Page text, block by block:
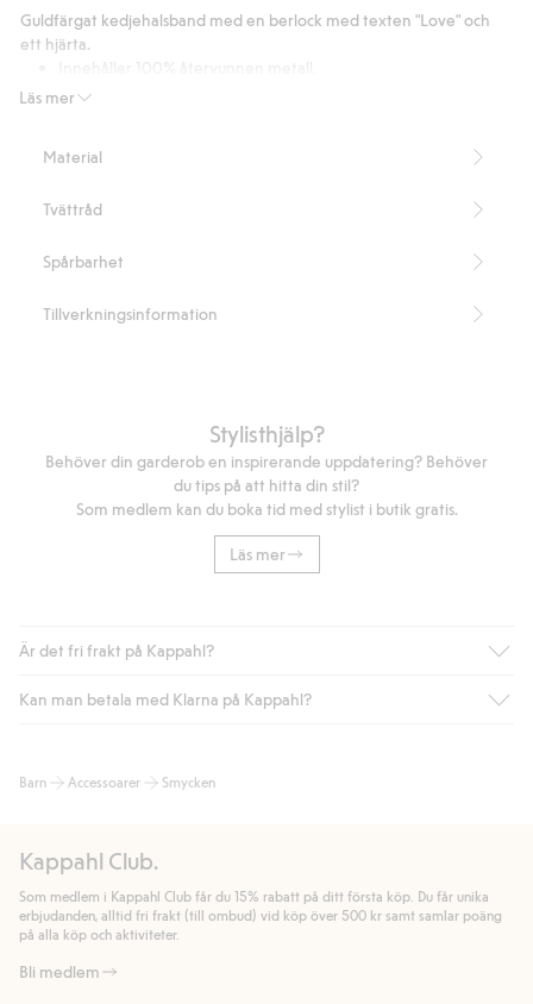
2
betyg
Läs mer
Guldfärgat kedjehalsband med en berlock med texten "Love" och
ett hjärta.
Artikelnummer
Material
Tvättråd
Spårbarhet
Tillverkningsinformation
Stylisthjälp?
Behöver din garderob en inspirerande uppdatering? Behöver
du tips på att hitta din stil?
Som medlem kan du boka tid med stylist i butik gratis.
Läs mer
Är det fri frakt på Kappahl?
Är du medlem i Kappahl Club har du alltid gratis frakt till butik
automatik efter du loggat in och identifierats som medlem.
handlar för.
Läs mer
Kan man betala med Klarna på Kappahl?
bland annat faktura och swish men även andra betalningssätt.
allmänna villkor.
Läs mer
Barn Accessoarer Smycken
Kappahl Club.
Som medlem i Kappahl Club får du 15% rabatt på ditt första köp. Du får unika
erbjudanden, alltid fri frakt (till ombud) vid köp över 500 kr samt samlar poäng
på alla köp och aktiviteter.
Bli medlem